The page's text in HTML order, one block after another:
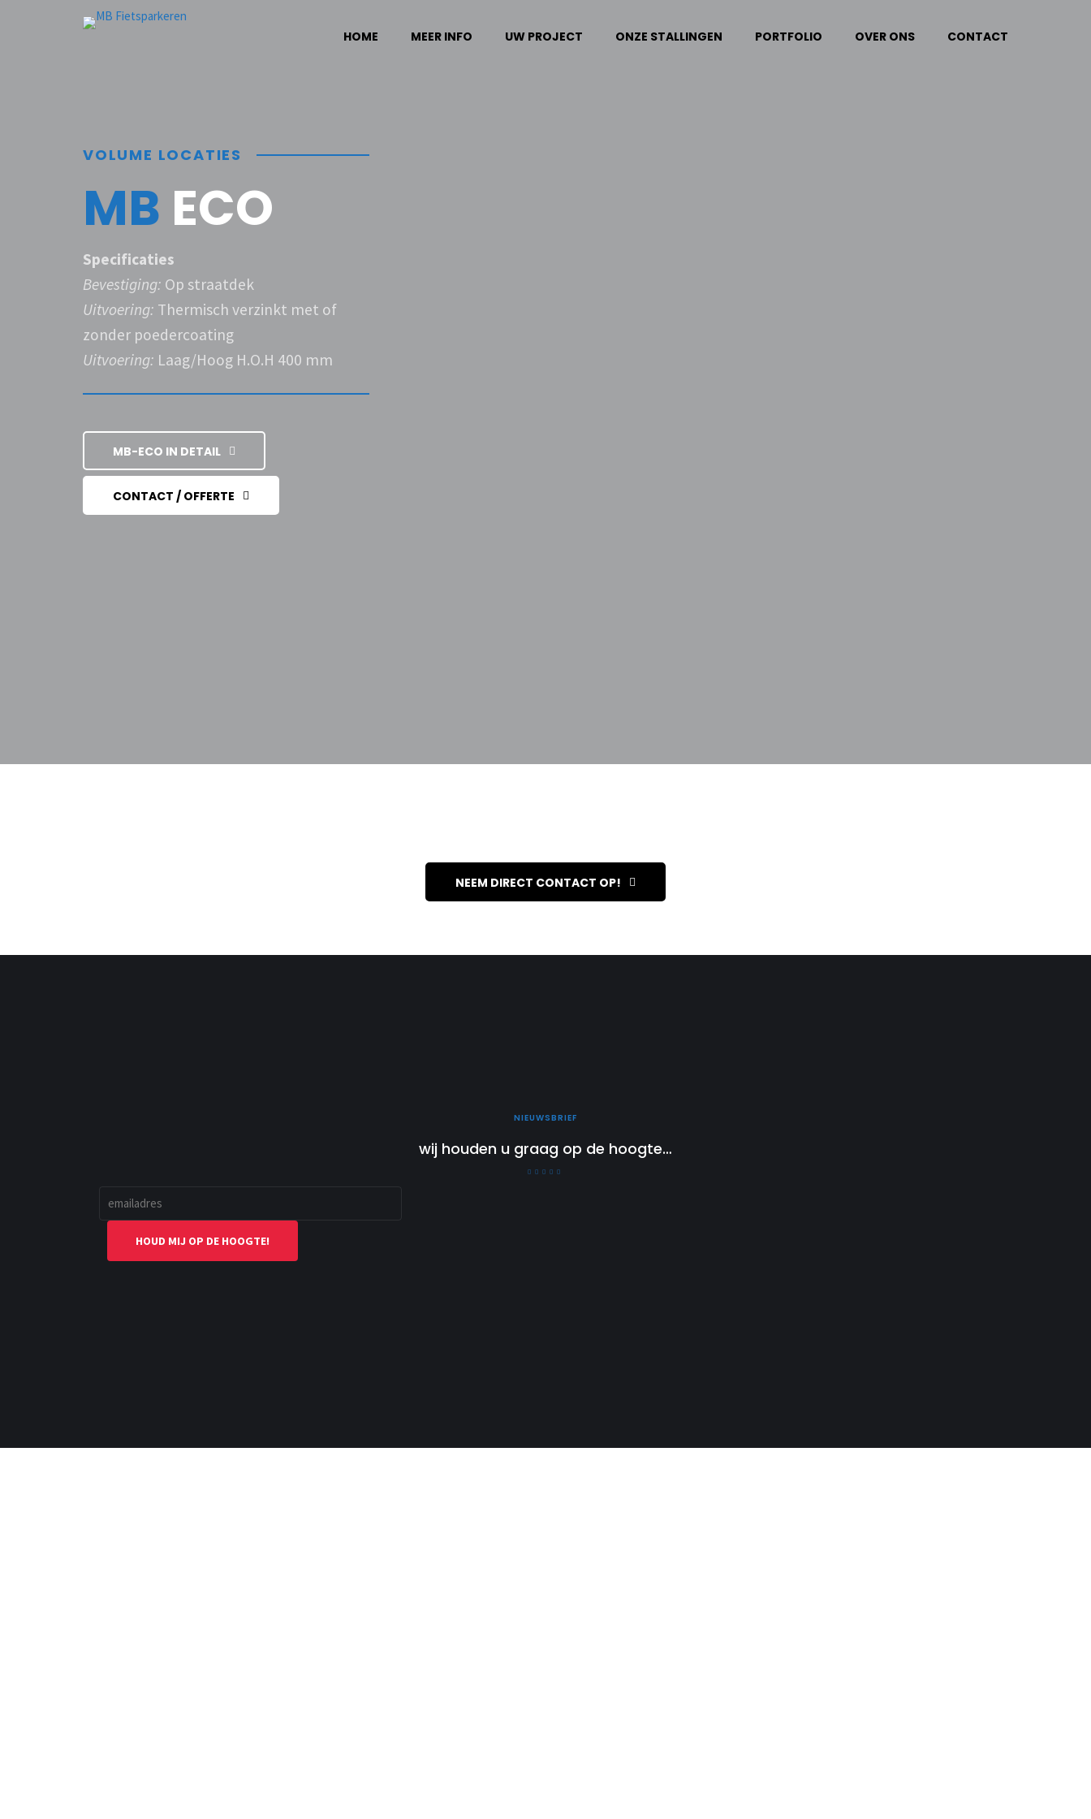
HOME MEER INFO UW PROJECT ONZE STALLINGEN PORTFOLIO OVER ONS CONTACT
VOLUME LOCATIES
MB ECO
Specificaties
Bevestiging: Op straatdek
Uitvoering: Thermisch verzinkt met of
zonder poedercoating
Uitvoering: Laag/Hoog H.O.H 400 mm
MB-ECO IN DETAIL
CONTACT / OFFERTE
NEEM DIRECT CONTACT OP!
NIEUWSBRIEF
wij houden u graag op de hoogte…